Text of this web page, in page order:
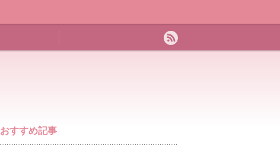
おすすめ記事